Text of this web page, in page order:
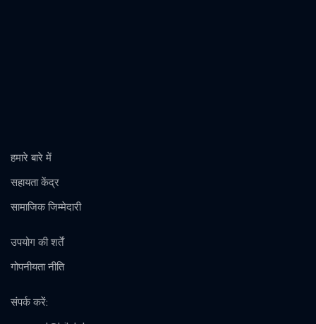
हमारे बारे में
सहायता केंद्र
सामाजिक जिम्मेदारी
उपयोग की शर्तें
गोपनीयता नीति
संपर्क करें: